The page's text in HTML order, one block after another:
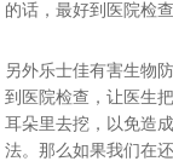
的话，最好到医院检查
另外乐士佳有害生物
到医院检查，让医生
耳朵里去挖，以免造
法。那么如果我们在